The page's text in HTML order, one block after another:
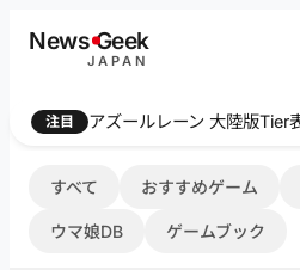
NewsGeek
JAPAN
注目 Farthest Frontier 序盤攻略
すべて おすすめゲーム
ウマ娘DB ゲームブック